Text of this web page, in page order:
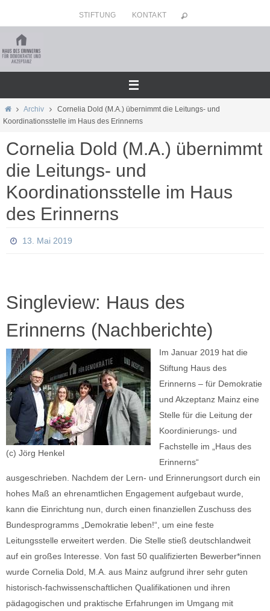
Inhalt
springen
STIFTUNG KONTAKT
HomeArchiv
Cornelia Dold (M.A.) übernimmt die Leitungs- und
Koordinationsstelle im Haus des Erinnerns
Cornelia Dold (M.A.) übernimmt
die Leitungs- und
Koordinationsstelle im Haus
des Erinnerns
13. Mai 2019
Singleview: Haus des
Erinnerns (Nachberichte)
(c) Jörg Henkel
Im Januar 2019 hat die
Stiftung Haus des
Erinnerns – für Demokratie
und Akzeptanz Mainz eine
Stelle für die Leitung der
Koordinierungs- und
Fachstelle im „Haus des
Erinnerns“
ausgeschrieben. Nachdem der Lern- und Erinnerungsort durch ein
hohes Maß an ehrenamtlichen Engagement aufgebaut wurde,
kann die Einrichtung nun, durch einen finanziellen Zuschuss des
Bundesprogramms „Demokratie leben!“, um eine feste
Leitungsstelle erweitert werden. Die Stelle stieß deutschlandweit
auf ein großes Interesse. Von fast 50 qualifizierten Bewerber*innen
wurde Cornelia Dold, M.A. aus Mainz aufgrund ihrer sehr guten
historisch-fachwissenschaftlichen Qualifikationen und ihren
pädagogischen und praktische Erfahrungen im Umgang mit